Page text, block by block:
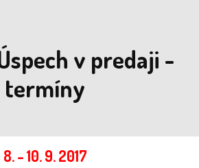
v predaji -
termíny
8. - 10. 9. 2017